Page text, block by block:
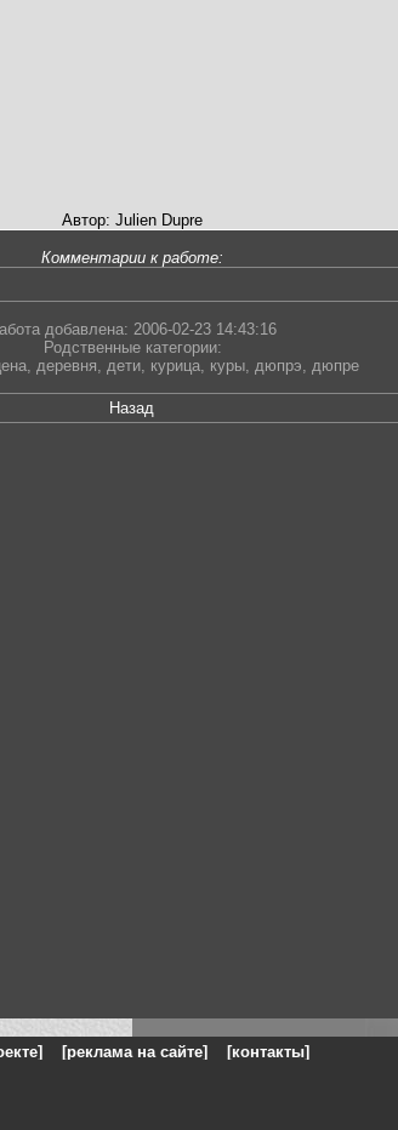
Автор: Julien Dupre
Комментарии к работе:
добавлена: 2006-02-23 14:43:16
Родственные категории:
, деревня, дети, курица, куры, дюпрэ, дюпре
Назад
[реклама на сайте] [контакты]